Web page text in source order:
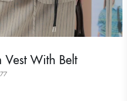
Vest With Belt